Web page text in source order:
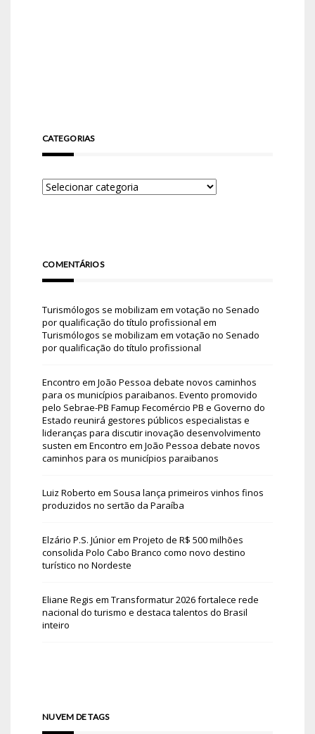
CATEGORIAS
COMENTÁRIOS
Turismólogos se mobilizam em votação no Senado
por qualificação do título profissional em
Turismólogos se mobilizam em votação no Senado
por qualificação do título profissional
Encontro em João Pessoa debate novos caminhos
para os municípios paraibanos. Evento promovido
pelo Sebrae-PB Famup Fecomércio PB e Governo do
Estado reunirá gestores públicos especialistas e
lideranças para discutir inovação desenvolvimento
susten em Encontro em João Pessoa debate novos
caminhos para os municípios paraibanos
Luiz Roberto em Sousa lança primeiros vinhos finos
produzidos no sertão da Paraíba
Elzário P.S. Júniorem Projeto de R$ 500 milhões
consolida Polo Cabo Branco como novo destino
turístico no Nordeste
Eliane Regis em Transformatur 2026 fortalece rede
nacional do turismo e destaca talentos do Brasil
inteiro
NUVEM DE TAGS